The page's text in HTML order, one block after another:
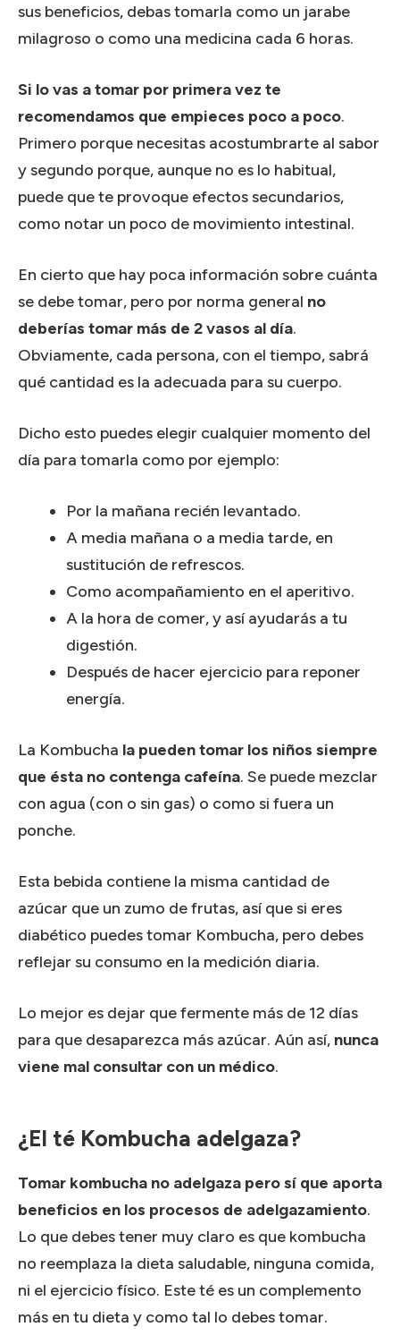
sus beneficios, debas tomarla como un jarabe
milagroso o como una medicina cada 6 horas.
Si lo vas a tomar por primera vez te
recomendamos que empieces poco a poco.
Primero porque necesitas acostumbrarte al sabor
y segundo porque, aunque no es lo habitual,
puede que te provoque efectos secundarios,
como notar un poco de movimiento intestinal.
En cierto que hay poca información sobre cuánta
se debe tomar, pero por norma general no
deberías tomar más de 2 vasos al día.
Obviamente, cada persona, con el tiempo, sabrá
qué cantidad es la adecuada para su cuerpo.
Dicho esto puedes elegir cualquier momento del
día para tomarla como por ejemplo:
Por la mañana recién levantado.
A media mañana o a media tarde, en
sustitución de refrescos.
Como acompañamiento en el aperitivo.
A la hora de comer, y así ayudarás a tu
digestión.
Después de hacer ejercicio para reponer
energía.
La Kombucha la pueden tomar los niños siempre
que ésta no contenga cafeína. Se puede mezclar
con agua (con o sin gas) o como si fuera un
ponche.
Esta bebida contiene la misma cantidad de
azúcar que un zumo de frutas, así que si eres
diabético puedes tomar Kombucha, pero debes
reflejar su consumo en la medición diaria.
Lo mejor es dejar que fermente más de 12 días
para que desaparezca más azúcar. Aún así, nunca
viene mal consultar con un médico.
¿El té Kombucha adelgaza?
Tomar kombucha no adelgaza pero sí que aporta
beneficios en los procesos de adelgazamiento.
Lo que debes tener muy claro es que kombucha
no reemplaza la dieta saludable, ninguna comida,
ni el ejercicio físico. Este té es un complemento
más en tu dieta y como tal lo debes tomar.